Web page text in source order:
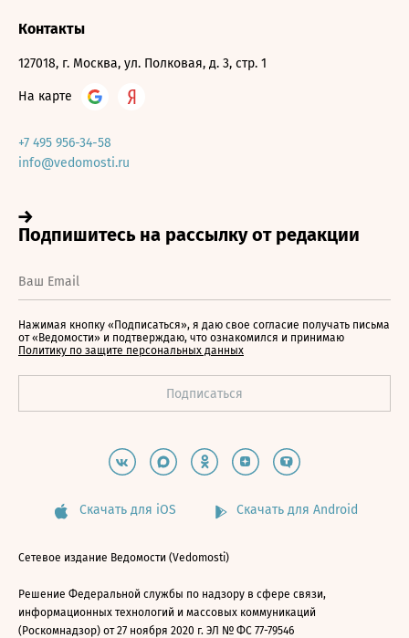
Контакты
127018, г. Москва, ул. Полковая, д. 3, стр. 1
На карте
+7 495 956-34-58
info@vedomosti.ru
Нажимая кнопку «Подписаться», я даю свое согласие получать письма
от «Ведомости» и подтверждаю, что ознакомился и принимаю
Политику по защите персональных данных
Скачать для iOS Скачать для Android
Сетевое издание Ведомости (Vedomosti)
Решение Федеральной службы по надзору в сфере связи,
информационных технологий и массовых коммуникаций
(Роскомнадзор) от 27 ноября 2020 г. ЭЛ № ФС 77-79546